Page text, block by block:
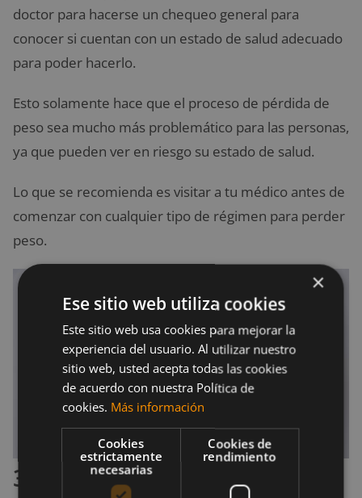
doctor para hacerse un chequeo general para
conocer si cuentan con un estado de salud adecuado
para poder hacerlo.
Esto solamente hace que el proceso de pérdida de
peso sea mucho más problemático para las personas,
ya que pueden ver en riesgo su estado de salud.
Lo que se recomienda es visitar a tu médico antes de
comenzar con cualquier tipo de régimen para perder
peso.
3. Establece una meta a
×
Ese sitio web utiliza cookies
Este sitio web usa cookies para mejorar la
experiencia del usuario. Al utilizar nuestro
sitio web, usted acepta todas las cookies
de acuerdo con nuestra Política de
cookies. Más información
Cookies
estrictamente
necesarias
Cookies de
rendimiento